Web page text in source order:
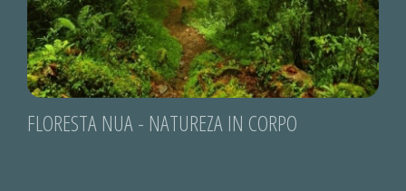
FLORESTA NUA - NATUREZA IN CORPO